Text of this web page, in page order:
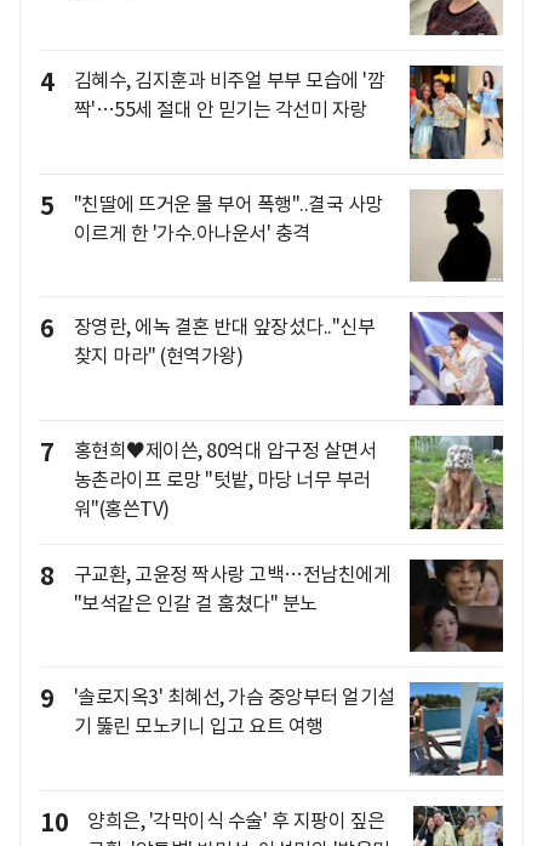
4
김혜수, 김지훈과 비주얼 부부 모습에 '깜
짝'…55세 절대 안 믿기는 각선미 자랑
5
"친딸에 뜨거운 물 부어 폭행"..결국 사망
이르게 한 '가수.아나운서' 충격
6
장영란, 에녹 결혼 반대 앞장섰다.."신부
찾지 마라" (현역가왕)
7
홍현희♥제이쓴, 80억대 압구정 살면서
농촌라이프 로망 "텃밭, 마당 너무 부러
워"(홍쓴TV)
8
구교환, 고윤정 짝사랑 고백…전남친에게
"보석같은 인갈 걸 훔쳤다" 분노
9
'솔로지옥3' 최혜선, 가슴 중앙부터 얼기설
기 뚫린 모노키니 입고 요트 여행
10
양희은, '각막이식 수술' 후 지팡이 짚은